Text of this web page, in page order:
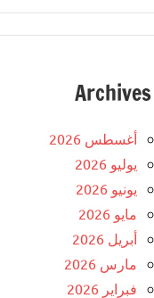
Archives
أغسطس 2026
يوليو 2026
يونيو 2026
مايو 2026
أبريل 2026
مارس 2026
فبراير 2026